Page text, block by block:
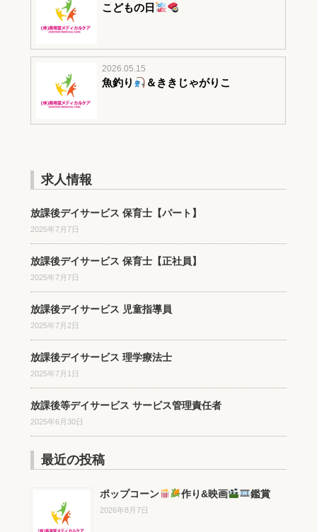
こどもの日
2026.05.15
魚釣り ＆ききじゃがりこ
求人情報
放課後デイサービス 保育士【パート】
2025年7月7日
放課後デイサービス 保育士【正社員】
2025年7月7日
放課後デイサービス 児童指導員
2025年7月2日
放課後デイサービス 理学療法士
2025年7月1日
放課後等デイサービス サービス管理責任者
2025年6月30日
最近の投稿
ポップコーン 作り&映画 鑑賞
2026年8月7日